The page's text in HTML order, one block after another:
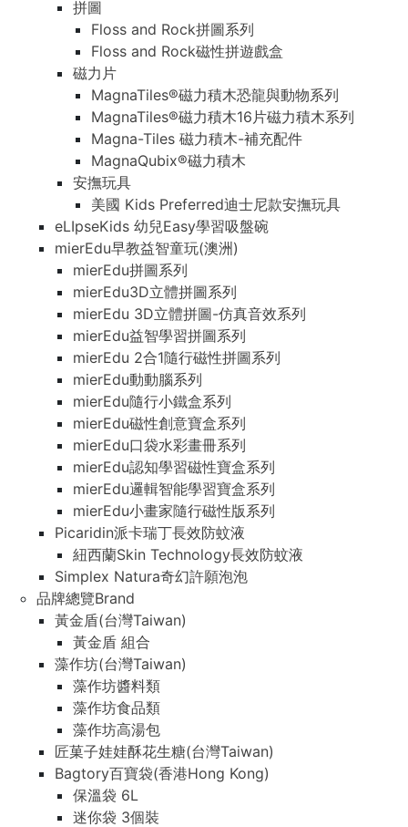
拼圖
Floss and Rock拼圖系列
Floss and Rock磁性拼遊戲盒
磁力片
MagnaTiles®磁力積木恐龍與動物系列
MagnaTiles®磁力積木16片磁力積木系列
Magna-Tiles 磁力積木-補充配件
MagnaQubix®磁力積木
安撫玩具
美國 Kids Preferred迪士尼款安撫玩具
eLIpseKids 幼兒Easy學習吸盤碗
mierEdu早教益智童玩(澳洲)
mierEdu拼圖系列
mierEdu3D立體拼圖系列
mierEdu 3D立體拼圖-仿真音效系列
mierEdu益智學習拼圖系列
mierEdu 2合1隨行磁性拼圖系列
mierEdu動動腦系列
mierEdu隨行小鐵盒系列
mierEdu磁性創意寶盒系列
mierEdu口袋水彩畫冊系列
mierEdu認知學習磁性寶盒系列
mierEdu邏輯智能學習寶盒系列
mierEdu小畫家隨行磁性版系列
Picaridin派卡瑞丁長效防蚊液
紐西蘭Skin Technology長效防蚊液
Simplex Natura奇幻許願泡泡
品牌總覽Brand
黃金盾(台灣Taiwan)
黃金盾 組合
藻作坊(台灣Taiwan)
藻作坊醬料類
藻作坊食品類
藻作坊高湯包
匠菓子娃娃酥花生糖(台灣Taiwan)
Bagtory百寶袋(香港Hong Kong)
保溫袋 6L
迷你袋 3個裝